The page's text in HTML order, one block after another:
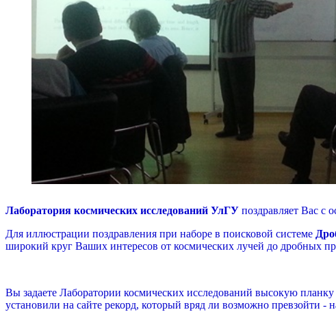
Лаборатория космических исследований УлГУ поздравляет Вас с
Для иллюстрации поздравления при наборе в поисковой системе
широкий круг Ваших интересов от космических лучей до дробных
Вы задаете Лаборатории космических исследований высокую
установили на сайте рекорд, который вряд ли возможно превзойти